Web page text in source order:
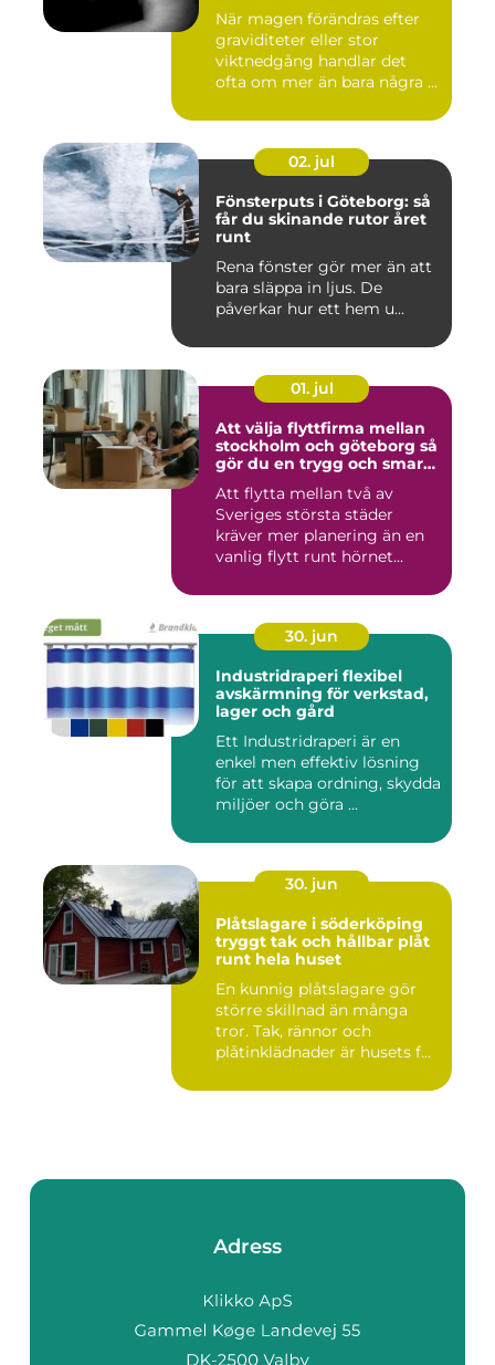
När magen förändras efter
graviditeter eller stor
viktnedgång handlar det
ofta om mer än bara några ...
02. jul
Fönsterputs i Göteborg: så
får du skinande rutor året
runt
Rena fönster gör mer än att
bara släppa in ljus. De
påverkar hur ett hem u...
01. jul
Att välja flyttfirma mellan
stockholm och göteborg så
gör du en trygg och smart
Att flytta mellan två av
Sveriges största städer
kräver mer planering än en
vanlig flytt runt hörnet...
30. jun
Industridraperi flexibel
avskärmning för verkstad,
lager och gård
Ett Industridraperi är en
enkel men effektiv lösning
för att skapa ordning, skydda
miljöer och göra ...
30. jun
Plåtslagare i söderköping
tryggt tak och hållbar plåt
runt hela huset
En kunnig plåtslagare gör
större skillnad än många
tror. Tak, rännor och
plåtinklädnader är husets f...
Adress